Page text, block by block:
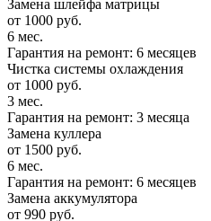
Замена шлейфа матрицы
от 1000 руб.
6 мес.
Гарантия на ремонт: 6 месяцев
Чистка системы охлаждения
от 1000 руб.
3 мес.
Гарантия на ремонт: 3 месяца
Замена куллера
от 1500 руб.
6 мес.
Гарантия на ремонт: 6 месяцев
Замена аккумулятора
от 990 руб.